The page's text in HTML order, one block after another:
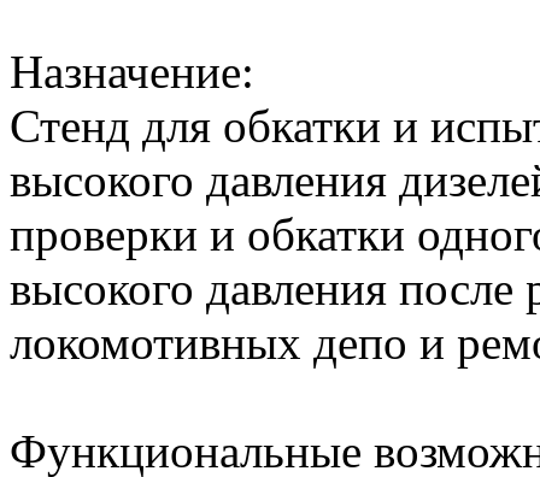
Назначение:
Стенд для обкатки и
высокого давления
проверки и обкатки
высокого давления
локомотивных депо и
Функциональные